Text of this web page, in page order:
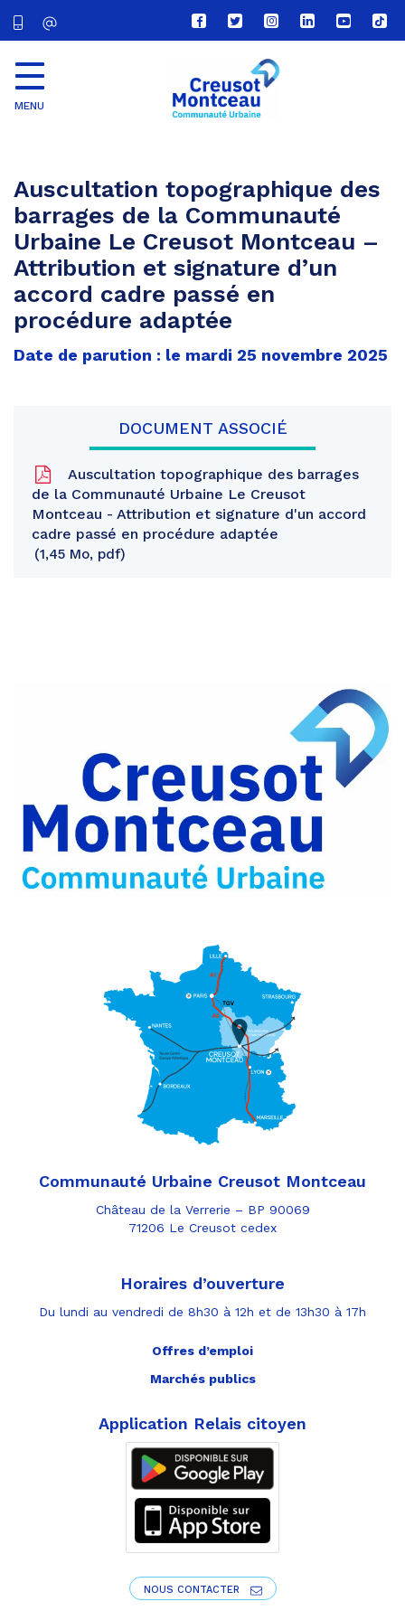
Lien
vers
compte
Facebook
Lien
vers
compte
Twitter
Lien
vers
le
compte
Lien
vers
Lien
vers
Lien
vers
MENU
Auscultation topographique des
barrages de la Communauté
Urbaine Le Creusot Montceau –
Attribution et signature d’un
accord cadre passé en
procédure adaptée
Date de parution : le mardi 25 novembre 2025
DOCUMENT ASSOCIÉ
Auscultation topographique des barrages
de la Communauté Urbaine Le Creusot
Montceau - Attribution et signature d'un accord
cadre passé en procédure adaptée
1,45 Mo, pdf
Facebook
Partager
Twitter
Partager
par
e-
mail
Communauté Urbaine Creusot Montceau
Château de la Verrerie – BP 90069
71206 Le Creusot cedex
Horaires d’ouverture
Du lundi au vendredi de 8h30 à 12h et de 13h30 à 17h
Offres d’emploi
Marchés publics
Application Relais citoyen
NOUS CONTACTER